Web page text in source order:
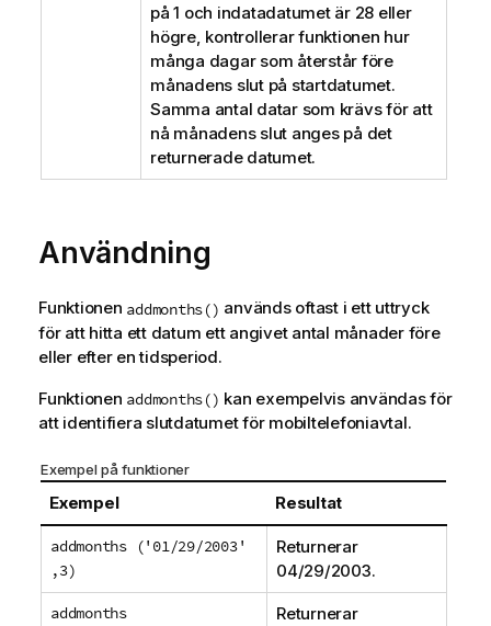
på 1 och indatadatumet är 28 eller
högre, kontrollerar funktionen hur
många dagar som återstår före
månadens slut på startdatumet.
Samma antal datar som krävs för att
nå månadens slut anges på det
returnerade datumet.
Användning
Funktionen addmonths() används oftast i ett uttryck
för att hitta ett datum ett angivet antal månader före
eller efter en tidsperiod.
Funktionen addmonths() kan exempelvis användas för
att identifiera slutdatumet för mobiltelefoniavtal.
Exempel på funktioner
Exempel Resultat
addmonths ('01/29/2003'
,3)
Returnerar
04/29/2003.
addmonths
Returnerar